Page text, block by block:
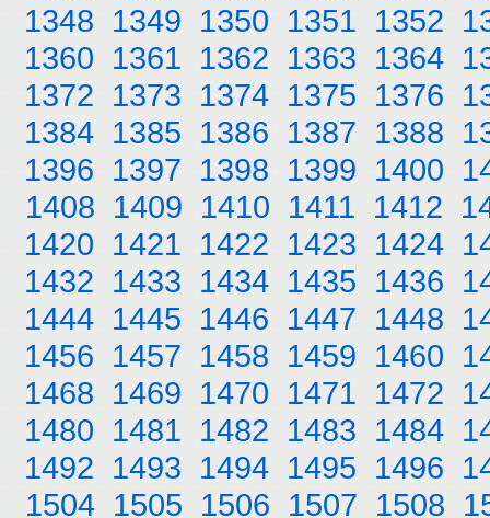
1348 1349 1350 1351 1352
1360 1361 1362 1363 1364
1372 1373 1374 1375 1376
1384 1385 1386 1387 1388
1396 1397 1398 1399 1400
1408 1409 1410 1411 1412
1420 1421 1422 1423 1424
1432 1433 1434 1435 1436
1444 1445 1446 1447 1448
1456 1457 1458 1459 1460
1468 1469 1470 1471 1472
1480 1481 1482 1483 1484
1492 1493 1494 1495 1496
1504 1505 1506 1507 1508